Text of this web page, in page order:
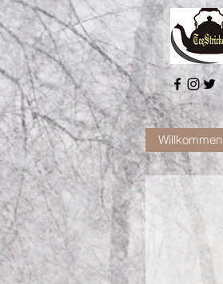
Willkommen